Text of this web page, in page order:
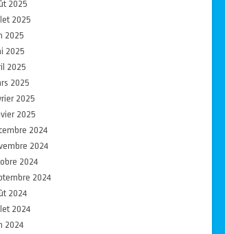
2025
2025
2025
2025
2025
2025
2025
2025
2024
2024
2024
2024
2024
2024
2024